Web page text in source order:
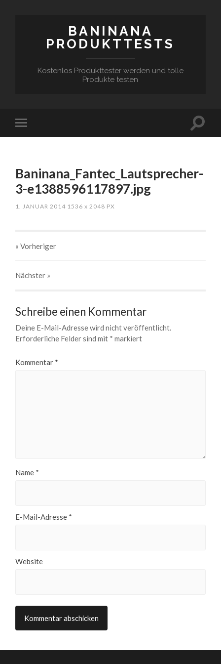
BANINANA
PRODUKTTESTS
Kostenlos Produkttester werden und tolle
Produkte testen
Baninana_Fantec_Lautsprecher-
3-e1388596117897.jpg
1. JANUAR 2014 1536x 2048 PX
« Vorheriger
Nächster »
Schreibe einen Kommentar
Deine E-Mail-Adresse wird nicht veröffentlicht.
Erforderliche Felder sind mit * markiert
Kommentar *
Name *
E-Mail-Adresse *
Website